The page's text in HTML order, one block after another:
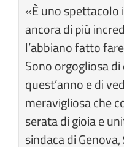
«È uno
ancora di più
l’abbiano fatto
Sono orgogliosa
quest’anno e di
meravigliosa che
serata di gioia e
sindaca di Genova,